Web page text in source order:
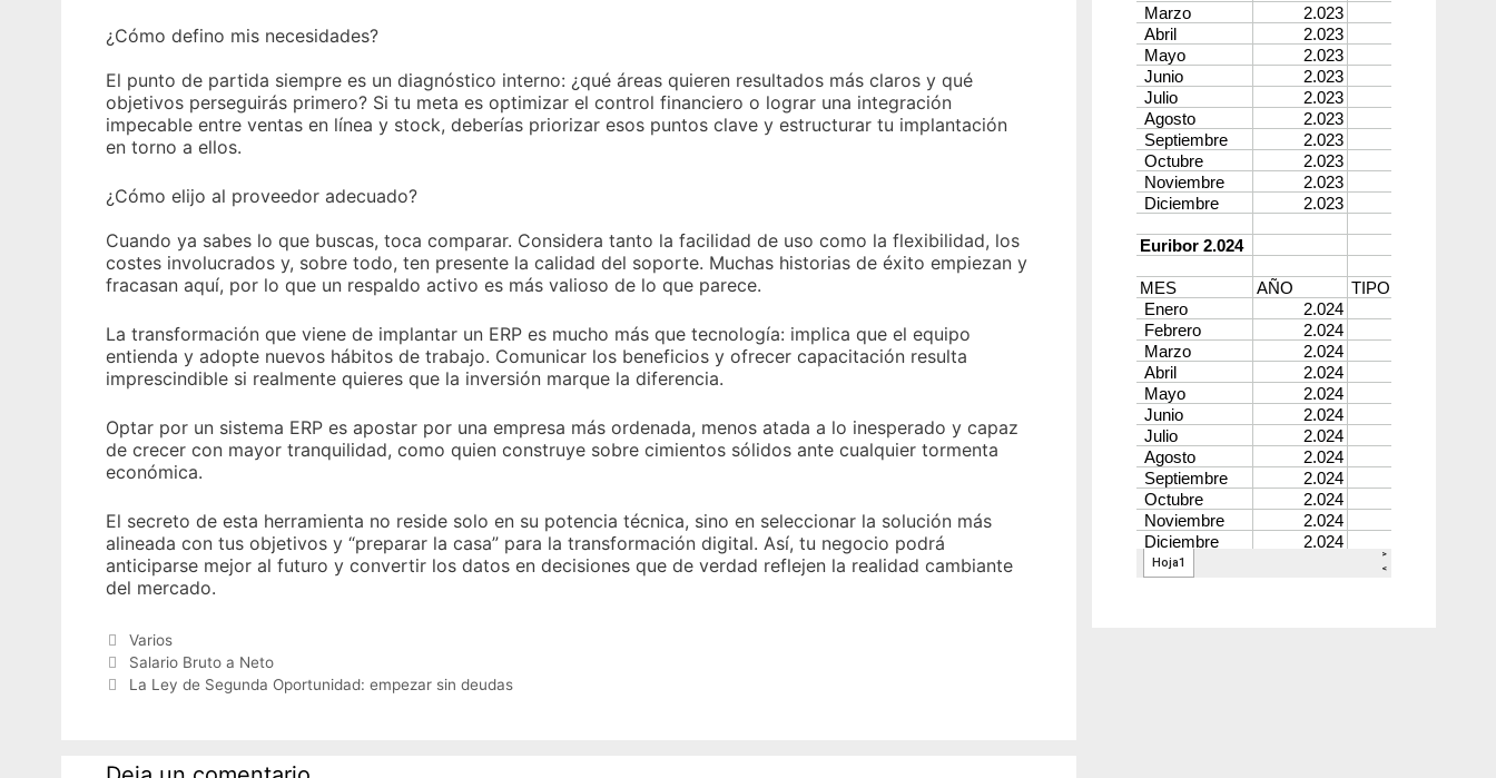
¿Cómo defino mis necesidades?
El punto de partida siempre es un diagnóstico interno: ¿qué áreas quieren resultados más claros y qué
objetivos perseguirás primero? Si tu meta es optimizar el control financiero o lograr una integración
impecable entre ventas en línea y stock, deberías priorizar esos puntos clave y estructurar tu implantación
en torno a ellos.
¿Cómo elijo al proveedor adecuado?
Cuando ya sabes lo que buscas, toca comparar. Considera tanto la facilidad de uso como la flexibilidad, los
costes involucrados y, sobre todo, ten presente la calidad del soporte. Muchas historias de éxito empiezan y
fracasan aquí, por lo que un respaldo activo es más valioso de lo que parece.
La transformación que viene de implantar un ERP es mucho más que tecnología: implica que el equipo
entienda y adopte nuevos hábitos de trabajo. Comunicar los beneficios y ofrecer capacitación resulta
imprescindible si realmente quieres que la inversión marque la diferencia.
Optar por un sistema ERP es apostar por una empresa más ordenada, menos atada a lo inesperado y capaz
de crecer con mayor tranquilidad, como quien construye sobre cimientos sólidos ante cualquier tormenta
económica.
El secreto de esta herramienta no reside solo en su potencia técnica, sino en seleccionar la solución más
alineada con tus objetivos y “preparar la casa” para la transformación digital. Así, tu negocio podrá
anticiparse mejor al futuro y convertir los datos en decisiones que de verdad reflejen la realidad cambiante
del mercado.
Categorías
Varios
Salario Bruto a Neto
La Ley de Segunda Oportunidad: empezar sin deudas